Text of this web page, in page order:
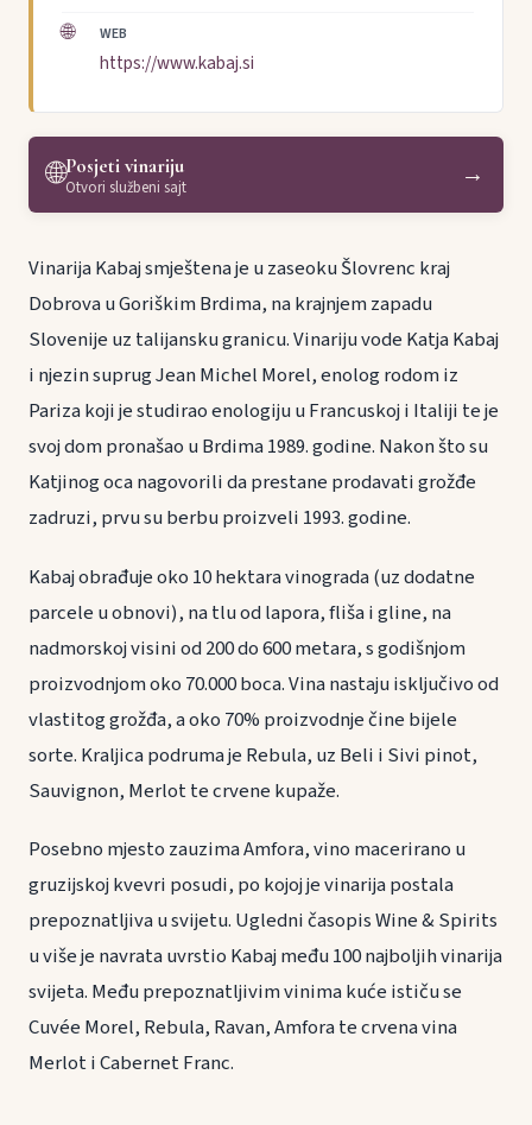
🌐 WEB
https://www.kabaj.si
🌐Posjeti vinariju
Otvori službeni sajt →
Vinarija Kabaj smještena je u zaseoku Šlovrenc kraj
Dobrova u Goriškim Brdima, na krajnjem zapadu
Slovenije uz talijansku granicu. Vinariju vode Katja Kabaj
i njezin suprug Jean Michel Morel, enolog rodom iz
Pariza koji je studirao enologiju u Francuskoj i Italiji te je
svoj dom pronašao u Brdima 1989. godine. Nakon što su
Katjinog oca nagovorili da prestane prodavati grožđe
zadruzi, prvu su berbu proizveli 1993. godine.
Kabaj obrađuje oko 10 hektara vinograda (uz dodatne
parcele u obnovi), na tlu od lapora, fliša i gline, na
nadmorskoj visini od 200 do 600 metara, s godišnjom
proizvodnjom oko 70.000 boca. Vina nastaju isključivo od
vlastitog grožđa, a oko 70% proizvodnje čine bijele
sorte. Kraljica podruma je Rebula, uz Beli i Sivi pinot,
Sauvignon, Merlot te crvene kupaže.
Posebno mjesto zauzima Amfora, vino macerirano u
gruzijskoj kvevri posudi, po kojoj je vinarija postala
prepoznatljiva u svijetu. Ugledni časopis Wine & Spirits
u više je navrata uvrstio Kabaj među 100 najboljih vinarija
svijeta. Među prepoznatljivim vinima kuće ističu se
Cuvée Morel, Rebula, Ravan, Amfora te crvena vina
Merlot i Cabernet Franc.